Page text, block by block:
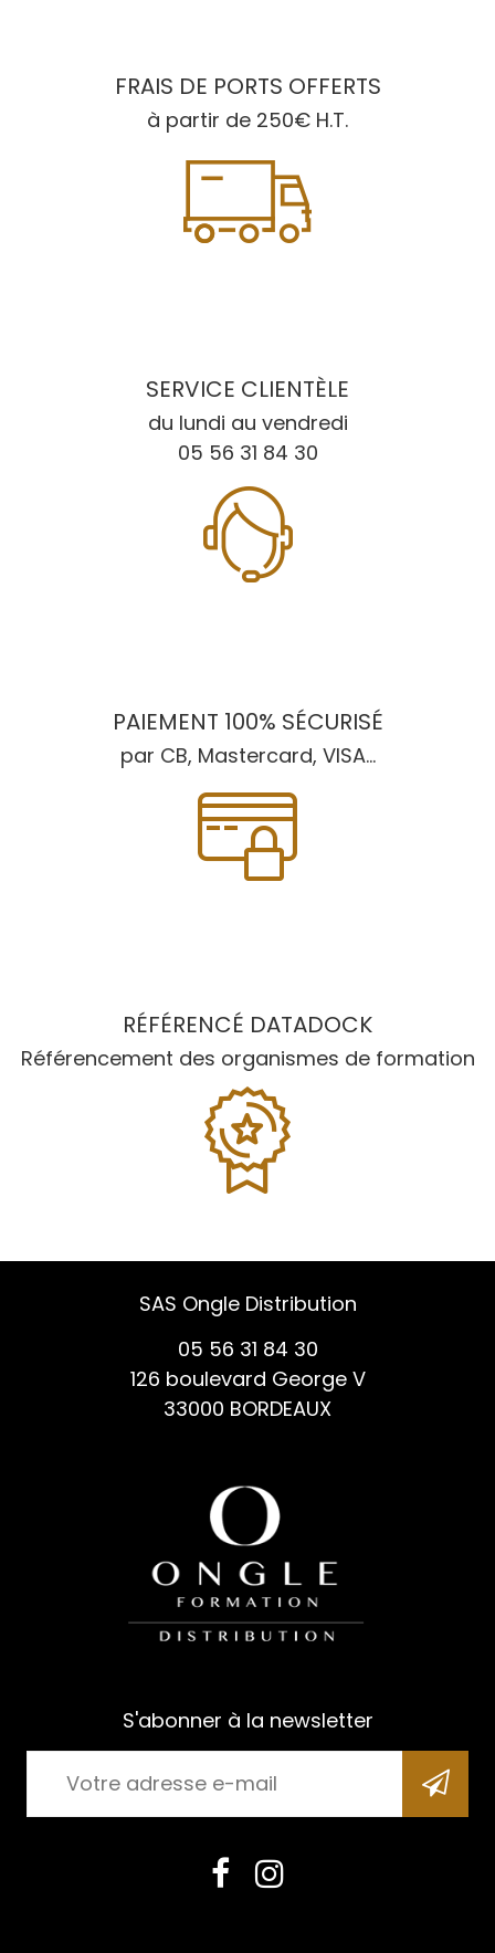
FRAIS DE PORTS OFFERTS
à partir de 250€ H.T.
SERVICE CLIENTÈLE
du lundi au vendredi
05 56 31 84 30
PAIEMENT 100% SÉCURISÉ
par CB, Mastercard, VISA...
RÉFÉRENCÉ DATADOCK
Référencement des organismes de formation
SAS Ongle Distribution
05 56 31 84 30
126 boulevard George V
33000 BORDEAUX
S'abonner à la newsletter